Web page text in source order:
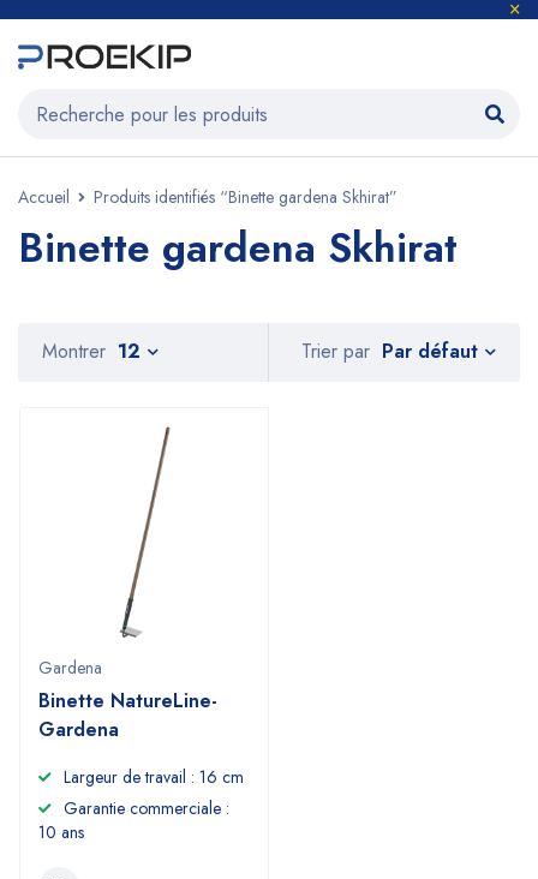
Accueil Produits identifiés “Binette gardena Skhirat”
Binette gardena Skhirat
Trier par Par défaut
Montrer 12
Gardena
Binette NatureLine-
Gardena
Largeur de travail : 16 cm
Garantie commerciale :
10 ans